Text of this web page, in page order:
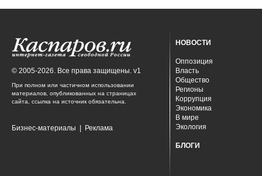
© 2005-2026. Все права защищены. v1
При полном или частичном использовании
материалов, опубликованных на страницах
сайта, ссылка на источник обязательна.
Бизнес-материалы Реклама
НОВОСТИ
Оппозиция
Власть
Общество
Регионы
Коррупция
Экономика
В мире
Экология
БЛОГИ